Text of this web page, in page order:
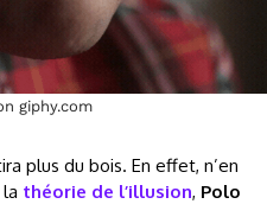
giphy.com
plus du bois. En effet, n’en
théorie de l’illusion, Polo